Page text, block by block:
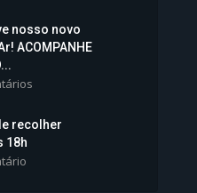
Lemos
nesta...
exibição
nosso novo
ACOMPANHE
recolher
18h